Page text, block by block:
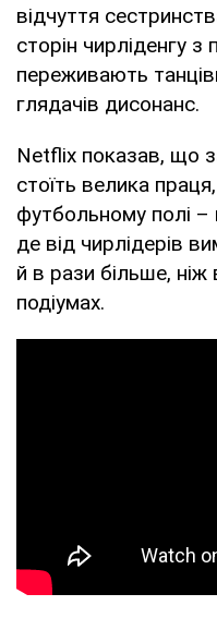
відчуття
сторін чирліденгу з
переживають
глядачів дисонанс.
Netflix показав, що
стоїть велика
футбольному полі
де від чирлідерів
й в рази більше, ніж
подіумах.